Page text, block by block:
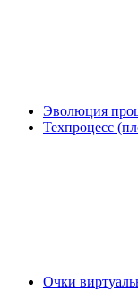
Эволюция
Техпроцесс
Очки